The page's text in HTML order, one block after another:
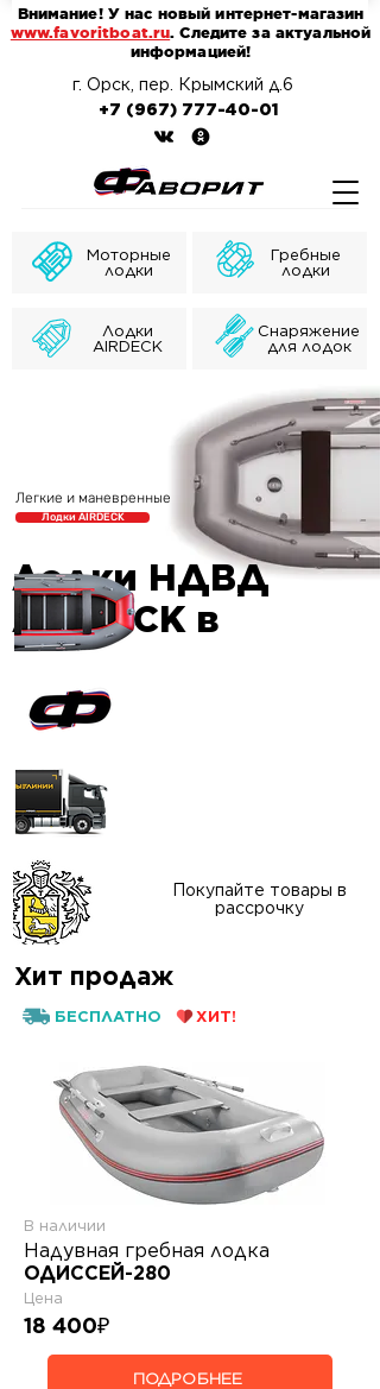
г. Орск, пер. Крымский д.6
+7 (967) 777-40-01
Внимание! У нас новый интернет-магазин
www.favoritboat.ru. Следите за актуальной
информацией!
Моторные
лодки
Гребные
лодки
Лодки
AIRDECK
Снаряжение
для лодок
Легкие и маневренные
Лодки AIRDECK
Лодки НДВД
AIRDECK в
Гарантия
Покупайте товары в
рассрочку
Хит продаж
Надувная гребная лодка
ОДИССЕЙ-280
В наличии
Цена
18 400₽
БЕСПЛАТНО ХИТ!
ПОДРОБНЕЕ